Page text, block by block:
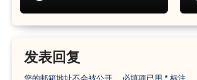
发表回复